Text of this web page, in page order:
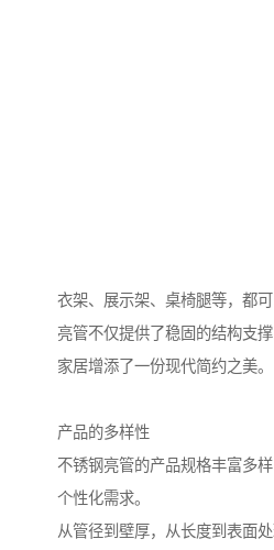
衣架、展示架、桌椅腿等，都可
亮管不仅提供了稳固的结构支
家居增添了一份现代简约之美。
产品的多样性
不锈钢亮管的产品规格丰富多
个性化需求。
从管径到壁厚，从长度到表面